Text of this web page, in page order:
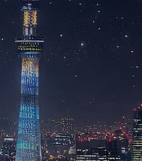
秘伝公開！吉凶カレンダー